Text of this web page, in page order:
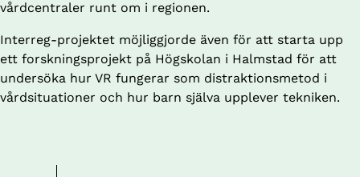
vårdcentraler runt om i regionen.
Interreg-projektet möjliggjorde även för att starta upp
ett forskningsprojekt på Högskolan i Halmstad för att
undersöka hur VR fungerar som distraktionsmetod i
vårdsituationer och hur barn själva upplever tekniken.